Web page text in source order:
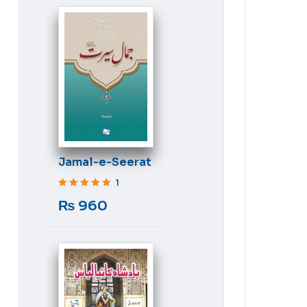
Jamal-e-Seerat
1
₨ 960